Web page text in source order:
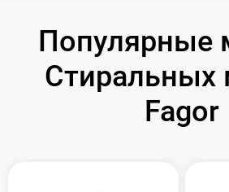
Популярные
Fagor